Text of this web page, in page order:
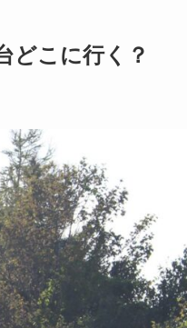
どこに行く？